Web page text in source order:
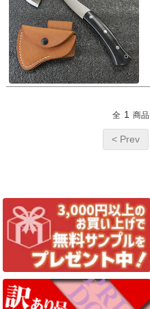
全 1 商品
< Prev